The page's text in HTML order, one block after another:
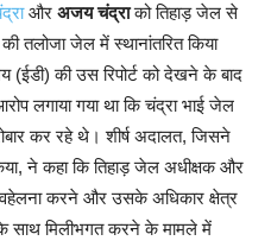
और अजय चंद्राको तिहाड़ जेल से
तलोजा जेल में स्थानांतरित किया
(ईडी) की उस रिपोर्ट को देखने के बाद
लगाया गया था कि चंद्रा भाई जेल
कर रहे थे। शीर्ष अदालत, जिसने
ने कहा कि तिहाड़ जेल अधीक्षक और
करने और उसके अधिकार क्षेत्र
साथ मिलीभगत करने के मामले में